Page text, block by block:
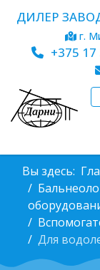
ДИЛЕР
г.
+375 17
Вы здесь:
Для